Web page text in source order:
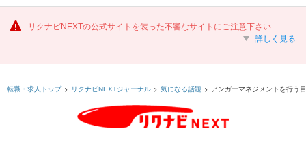
リクナビNEXTの公式サイトを装った不審なサイトにご注意下さい
詳しく見る
転職・求人トップ リクナビNEXTジャーナル 気になる話題 アンガーマネジメントを行う